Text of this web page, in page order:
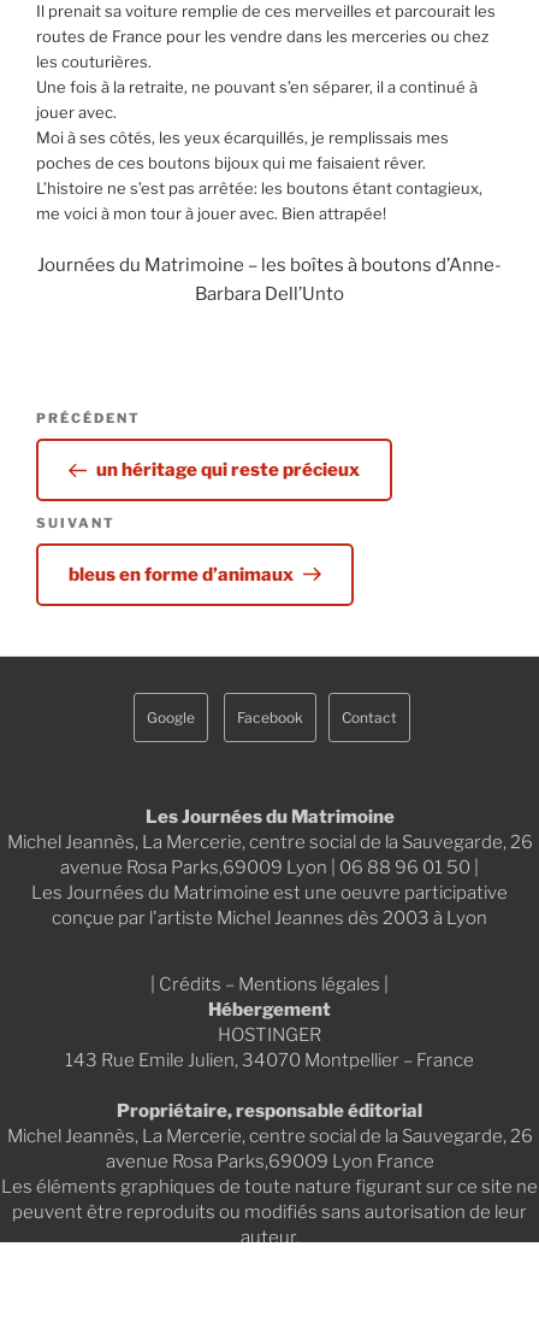
Il prenait sa voiture remplie de ces merveilles et parcourait les
routes de France pour les vendre dans les merceries ou chez
les couturières.
Une fois à la retraite, ne pouvant s’en séparer, il a continué à
jouer avec.
Moi à ses côtés, les yeux écarquillés, je remplissais mes
poches de ces boutons bijoux qui me faisaient rêver.
L’histoire ne s’est pas arrêtée: les boutons étant contagieux,
me voici à mon tour à jouer avec. Bien attrapée!
Journées du Matrimoine – les boîtes à boutons d’Anne-
Barbara Dell’Unto
Navigation
de
l’article
Article
précédent
PRÉCÉDENT
un héritage qui reste précieux
Article
suivant
SUIVANT
bleus en forme d’animaux
Google Facebook Contact
Les Journées du Matrimoine
Michel Jeannès, La Mercerie, centre social de la Sauvegarde, 26
avenue Rosa Parks,69009 Lyon | 06 88 96 01 50 |
Les Journées du Matrimoine est une oeuvre participative
conçue par l'artiste Michel Jeannes dès 2003 à Lyon
| Crédits – Mentions légales |
Hébergement
HOSTINGER
143 Rue Emile Julien, 34070 Montpellier – France
Propriétaire, responsable éditorial
Michel Jeannès, La Mercerie, centre social de la Sauvegarde, 26
avenue Rosa Parks,69009 Lyon France
Les éléments graphiques de toute nature figurant sur ce site ne
peuvent être reproduits ou modifiés sans autorisation de leur
auteur.